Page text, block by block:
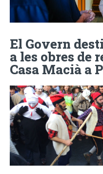
El Govern
a les obres de
Casa Macià a